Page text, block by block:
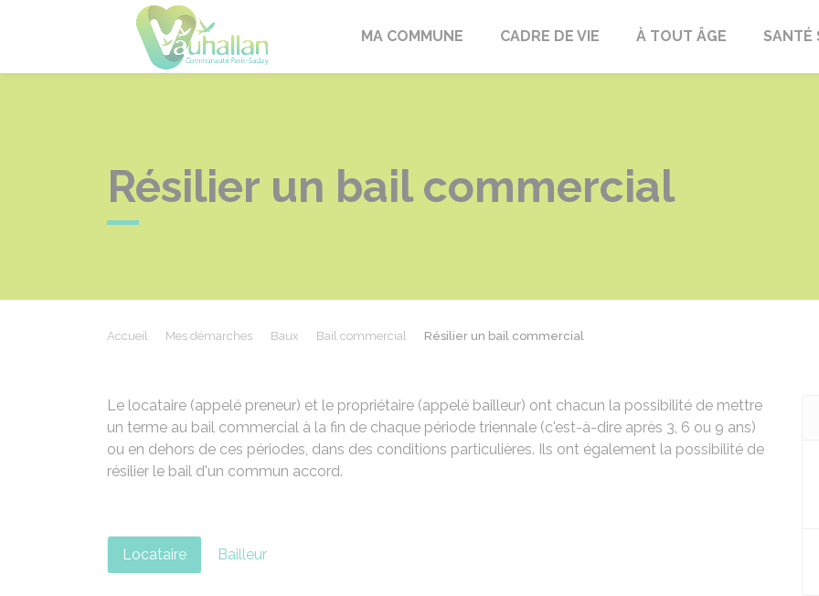
VauhallanMA COMMUNE CADRE DE VIE À TOUT ÂGE SANTÉ
Résilier un bail commercial
Accueil Mes démarches Baux Bail commercial Résilier un bail commercial
Le locataire (appelé preneur) et le propriétaire (appelé bailleur) ont chacun la possibilité de mettre
un terme au bail commercial à la fin de chaque période triennale (c'est-à-dire après 3, 6 ou 9 ans)
ou en dehors de ces périodes, dans des conditions particulières. Ils ont également la possibilité de
résilier le bail d'un commun accord.
Locataire Bailleur